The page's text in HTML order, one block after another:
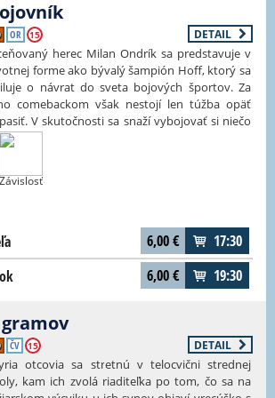
bude to Váuúúú!
viac
OR 15 DETAIL
herec Milan Ondrík sa predstavuje v
forme ako bývalý šampión Hoff, ktorý sa
o návrat do sveta bojových športov. Za
comebackom však nestojí len túžba opäť
V skutočnosti sa snaží vybojovať si niečo
cennejšie – vzťah so svojou rodinou,
ho pripravili o všetko, na čom mu kedysi
Strhujúci príbeh z prostredia jedného z
objavujú aj skutočné hviezdy MMA. Pavel
alias Hoff bol majstrom Európy a
medailistom v boxe. Po rokoch
športového sveta dostáva nečakanú
však nie je boxerská. So svojím súperom
stretne v MMA. Čakajú ho nové pravidlá, tvrdá
a protivník, ktorý preverí nielen jeho
ale aj charakter. Najťažší zápas však
v klietke. Bude musieť čeliť
6,00€ 17:30
6,00€ 19:30
ČV 15 DETAIL
otcovia sa stretnú v telocvični strednej
kam ich zvolá riaditeľka po tom, čo sa na